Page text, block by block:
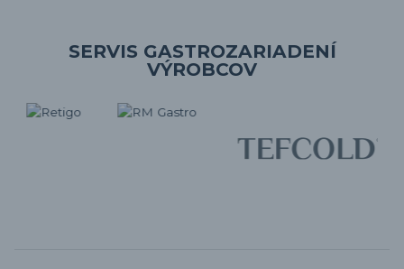
SERVIS GASTROZARIADENÍ
VÝROBCOV